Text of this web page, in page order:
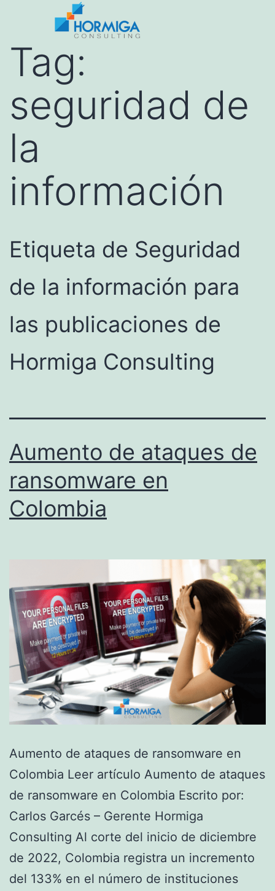
Tag:
seguridad de
la
información
Etiqueta de Seguridad
de la información para
las publicaciones de
Hormiga Consulting
Aumento de ataques de
ransomware en
Colombia
Aumento de ataques de ransomware en
Colombia Leer artículo Aumento de ataques
de ransomware en Colombia Escrito por:
Carlos Garcés – Gerente Hormiga
Consulting Al corte del inicio de diciembre
de 2022, Colombia registra un incremento
del 133% en el número de instituciones